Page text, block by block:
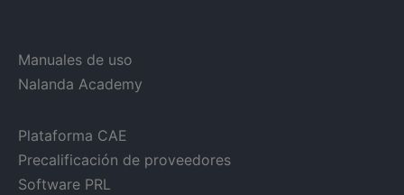
Manuales de uso
Nalanda Academy
Plataforma CAE
Precalificación de proveedores
Software PRL